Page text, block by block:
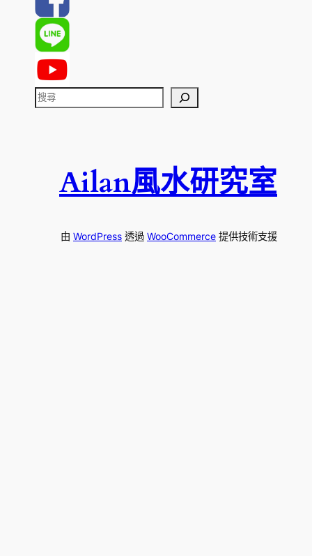
搜
Ailan風水研究室
由 WordPress 透過 WooCommerce 提供技術支援